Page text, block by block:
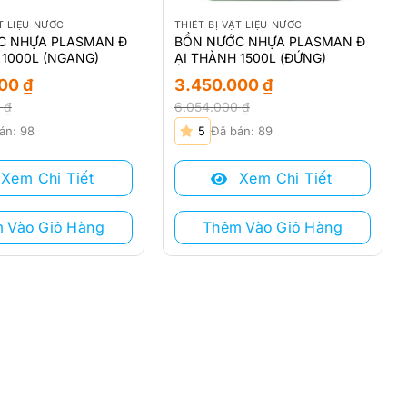
LIỆU NƯỚC
NHỰA PLASMAN Đ
(NGANG)
₫
₫.
₫
₫.
98
Xem Chi Tiết
Vào Giỏ Hàng
THIẾT BỊ VẬT LIỆU NƯỚC
BỒN NƯỚC NHỰA PLASMAN Đ
ẠI THÀNH 1500L (ĐỨNG)
6.054.000₫
Giá
gốc
là:
6.054.000 ₫.
3.450.000₫
Giá
hiện
tại
3.450.000 ₫.
5 Đã bán: 89
Xem Chi Tiết
Thêm Vào Giỏ Hàng